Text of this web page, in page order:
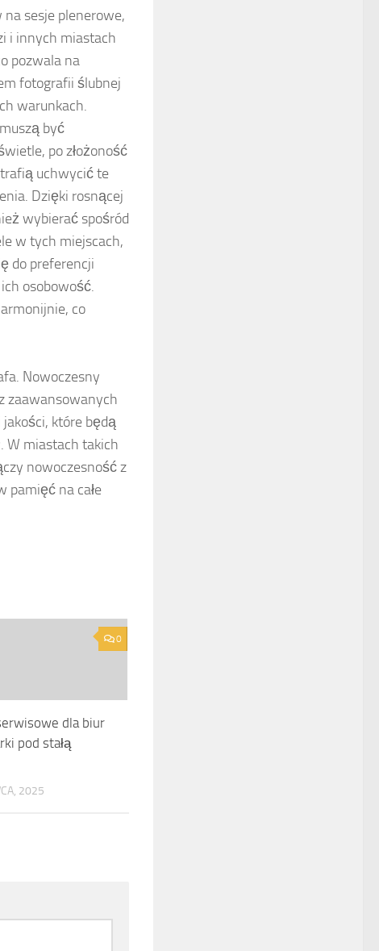
sesje plenerowe,
i innych miastach
pozwala na
fotografii ślubnej
warunkach.
być
po złożoność
uchwycić te
Dzięki rosnącej
wybierać spośród
w tych miejscach,
do preferencji
osobowość.
co
Nowoczesny
zaawansowanych
które będą
W miastach takich
nowoczesność z
pamięć na całe
0
dla biur
pod stałą
2025